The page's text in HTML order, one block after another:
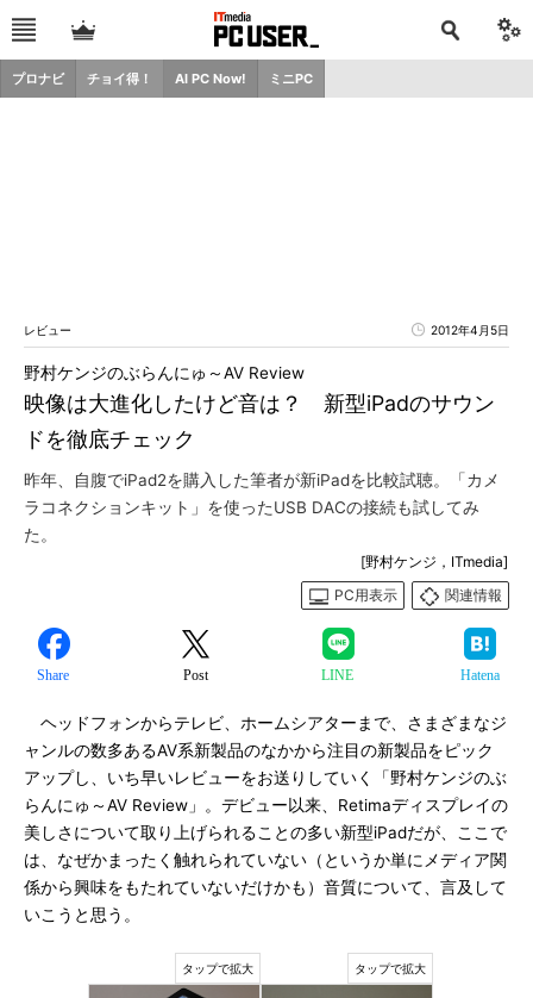
プロナビ チョイ得！ AI PC Now! ミニPC
レビュー 2012年4月5日
映像は大進化したけど音は？ 新型iPadのサウン
ドを徹底チェック
野村ケンジのぶらんにゅ～AV Review
昨年、自腹でiPad2を購入した筆者が新iPadを比較試聴。「カメ
ラコネクションキット」を使ったUSB DACの接続も試してみ
た。
[野村ケンジ，ITmedia]
PC用表示
関連情報
Share Post LINE Hatena
ヘッドフォンからテレビ、ホームシアターまで、さまざまなジ
ャンルの数多あるAV系新製品のなかから注目の新製品をピック
アップし、いち早いレビューをお送りしていく「野村ケンジのぶ
らんにゅ～AV Review」。デビュー以来、Retimaディスプレイの
美しさについて取り上げられることの多い新型iPadだが、ここで
は、なぜかまったく触れられていない（というか単にメディア関
係から興味をもたれていないだけかも）音質について、言及して
いこうと思う。